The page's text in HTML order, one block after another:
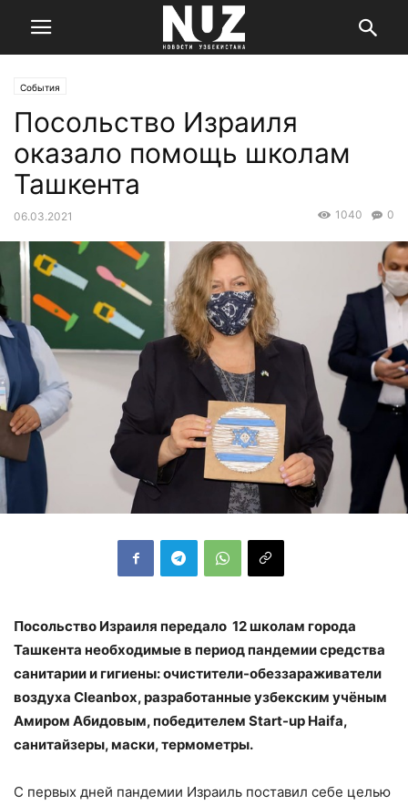
События
Посольство Израиля
оказало помощь школам
Ташкента
06.03.2021 0
1040
Посольство Израиля передало 12 школам города
Ташкента необходимые в период пандемии средства
санитарии и гигиены: очистители-обеззараживатели
воздуха Cleanbox, разработанные узбекским учёным
Амиром Абидовым, победителем Start-up Haifa,
санитайзеры, маски, термометры.
С первых дней пандемии Израиль поставил себе целью